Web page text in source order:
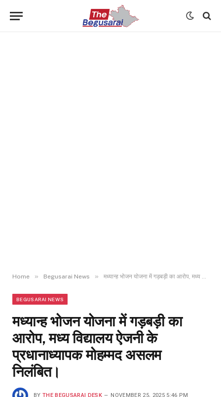
Home » Begusarai News » मध्यान्ह भोजन योजना में गड़बड़ी का आरोप, मध्य विद्यालय ऐजनी के प्रधानाध्यापक मोहम्मद असलम निलंबित।
BEGUSARAI NEWS
मध्यान्ह भोजन योजना में गड़बड़ी का
आरोप, मध्य विद्यालय ऐजनी के
प्रधानाध्यापक मोहम्मद असलम
निलंबित।
BY THE BEGUSARAI DESK NOVEMBER 25, 2025 5:46 PM